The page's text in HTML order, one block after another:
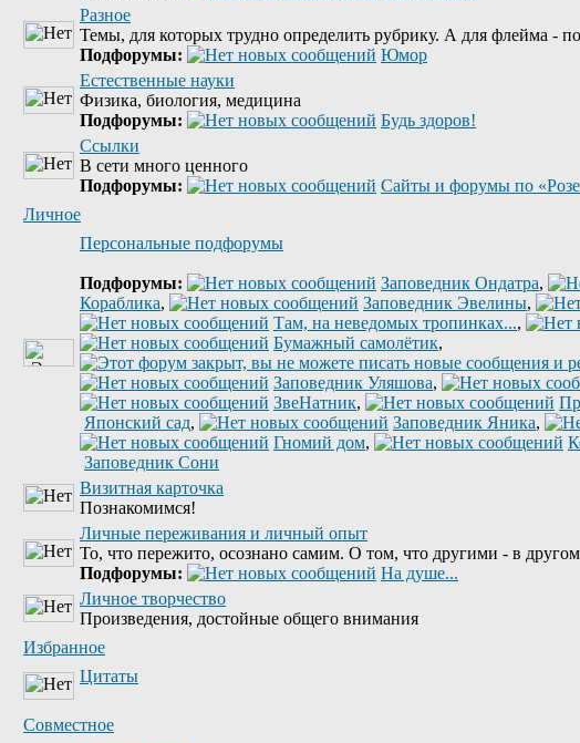
Разное
Темы, для которых трудно определить рубрику. А для флейма -
Подфорумы:
Юмор
Естественные науки
Физика, биология, медицина
Подфорумы:
Будь здоров!
Ссылки
В сети много ценного
Подфорумы:
Сайты и форумы по
Личное
Персональные подфорумы
Подфорумы: Заповедник Ондатра,
Кораблика, Заповедник Эвелины,
Там, на неведомых тропинках...,
Бумажный самолётик,
Заповедник Уляшова,
ЗвеНатник,
Японский сад, Заповедник Яника,
Гномий дом,
Заповедник Сони
Визитная карточка
Познакомимся!
Личные переживания и личный опыт
То, что пережито, осознано самим. О том, что другими - в другом
Подфорумы:
На душе...
Личное творчество
Произведения, достойные общего внимания
Избранное
Цитаты
Совместное